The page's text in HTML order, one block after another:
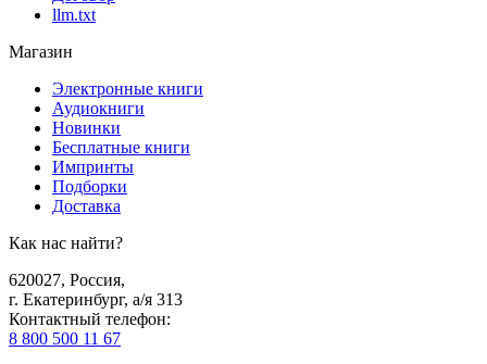
llm.txt
Магазин
Электронные книги
Аудиокниги
Новинки
Бесплатные книги
Импринты
Подборки
Доставка
Как нас найти?
620027, Россия,
г. Екатеринбург, а/я 313
Контактный телефон:
8 800 500 11 67